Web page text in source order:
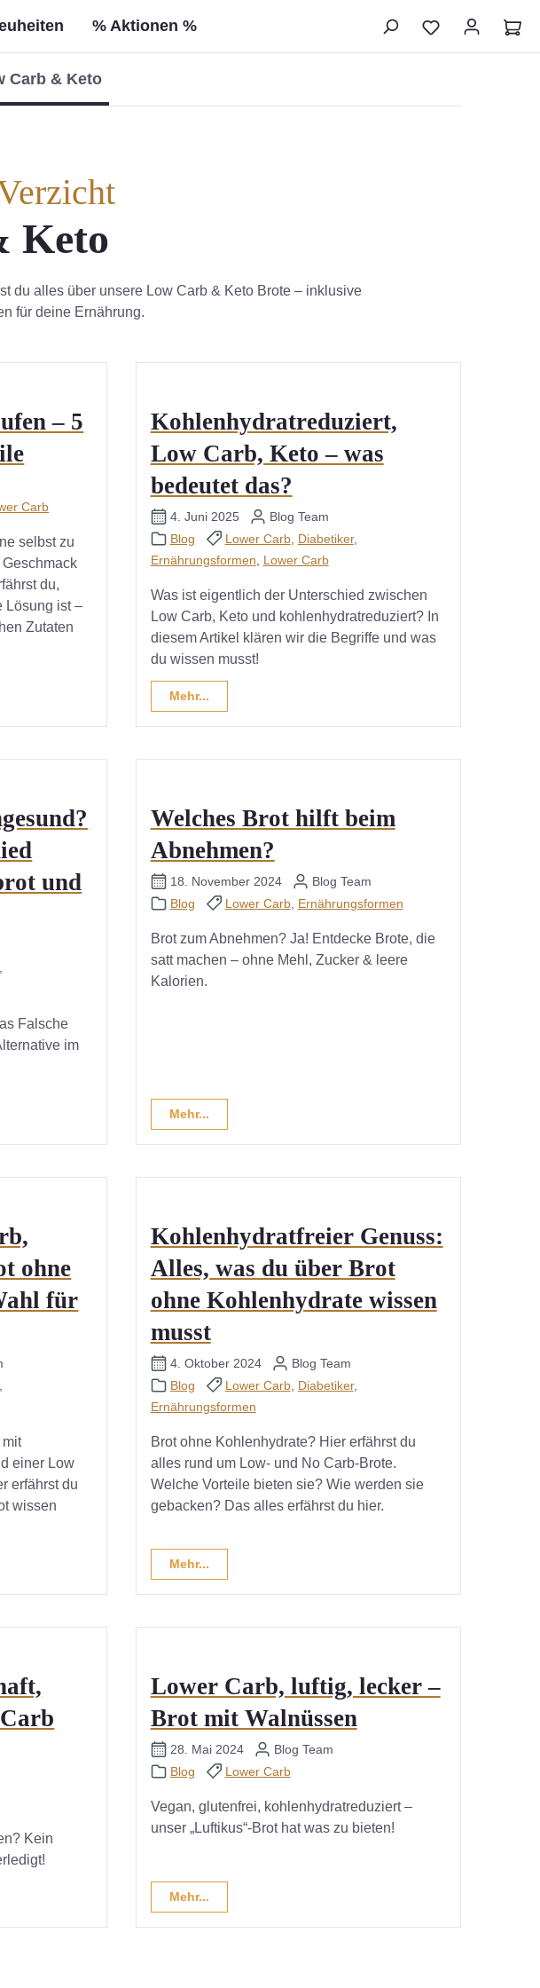
% Aktionen %
Carb & Keto
Keto
du alles über unsere Low Carb & Keto Brote – inklusive
für deine Ernährung.
– 5
Carb
selbst zu
du,
Lösung ist –
Zutaten
Kohlenhydratreduziert,
Low Carb, Keto – was
bedeutet das?
4. Juni 2025
Blog Team
Blog
Lower Carb, Diabetiker,
Ernährungsformen
Lower Carb
Was ist eigentlich der Unterschied zwischen
Low Carb, Keto und kohlenhydratreduziert? In
diesem Artikel klären wir die Begriffe und was
du wissen musst!
Mehr...
und
Falsche
im
Welches Brot hilft beim
Abnehmen?
18. November 2024
Blog Team
Blog
Lower Carb, Ernährungsformen
Brot zum Abnehmen? Ja! Entdecke Brote, die
satt machen – ohne Mehl, Zucker & leere
Kalorien.
Mehr...
ohne
für
mit
einer Low
erfährst du
wissen
Kohlenhydratfreier Genuss:
Alles, was du über Brot
ohne Kohlenhydrate wissen
musst
4. Oktober 2024
Blog Team
Blog
Lower Carb, Diabetiker,
Ernährungsformen
Brot ohne Kohlenhydrate? Hier erfährst du
alles rund um Low- und No Carb-Brote.
Welche Vorteile bieten sie? Wie werden sie
gebacken? Das alles erfährst du hier.
Mehr...
Kein
Lower Carb, luftig, lecker –
Brot mit Walnüssen
28. Mai 2024
Blog Team
Blog
Lower Carb
Vegan, glutenfrei, kohlenhydratreduziert –
unser „Luftikus“-Brot hat was zu bieten!
Mehr...